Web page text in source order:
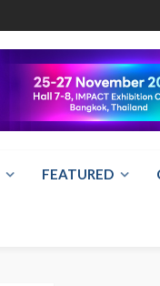
FEATURED